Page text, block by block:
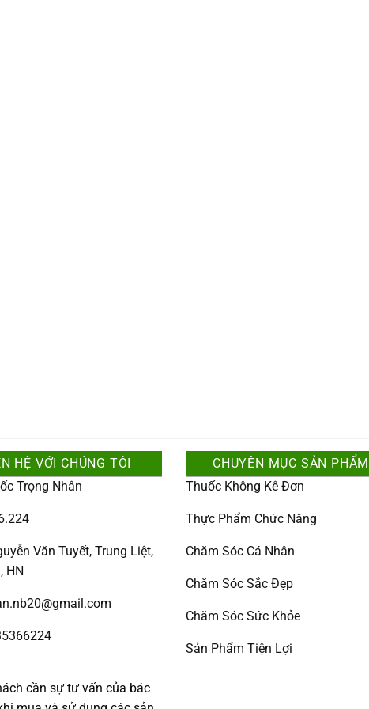
HỆ VỚI CHÚNG TÔI
Trọng Nhân
Văn Tuyết, Trung Liệt,
HN
cần sự tư vấn của bác
CHUYÊN MỤC SẢN PHẨM
Thuốc Không Kê Đơn
Thực Phẩm Chức Năng
Chăm Sóc Cá Nhân
Chăm Sóc Sắc Đẹp
Chăm Sóc Sức Khỏe
Sản Phẩm Tiện Lợi